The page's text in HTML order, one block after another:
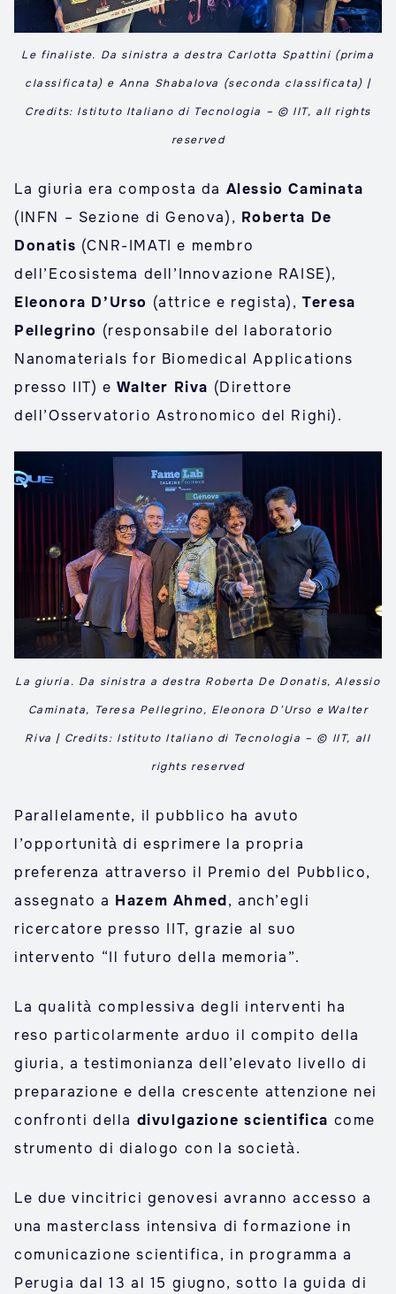
Le finaliste. Da sinistra a destra Carlotta Spattini (prima
classificata) e Anna Shabalova (seconda classificata) |
Credits: Istituto Italiano di Tecnologia – © IIT, all rights
reserved
La giuria era composta da Alessio Caminata
(INFN – Sezione di Genova), Roberta De
Donatis (CNR-IMATI e membro
dell’Ecosistema dell’Innovazione RAISE),
Eleonora D’Urso (attrice e regista),Teresa
Pellegrino (responsabile del laboratorio
Nanomaterials for Biomedical Applications
presso IIT) eWalter Riva (Direttore
dell’Osservatorio Astronomico del Righi).
La giuria. Da sinistra a destra Roberta De Donatis, Alessio
Caminata, Teresa Pellegrino, Eleonora D’Urso e Walter
Riva | Credits: Istituto Italiano di Tecnologia – © IIT, all
rights reserved
Parallelamente, il pubblico ha avuto
l’opportunità di esprimere la propria
preferenza attraverso il Premio del Pubblico,
assegnato a Hazem Ahmed, anch’egli
ricercatore presso IIT, grazie al suo
intervento “Il futuro della memoria”.
La qualità complessiva degli interventi ha
reso particolarmente arduo il compito della
giuria, a testimonianza dell’elevato livello di
preparazione e della crescente attenzione nei
confronti della divulgazione scientifica come
strumento di dialogo con la società.
Le due vincitrici genovesi avranno accesso a
una masterclass intensiva di formazione in
comunicazione scientifica, in programma a
Perugia dal 13 al 15 giugno, sotto la guida di